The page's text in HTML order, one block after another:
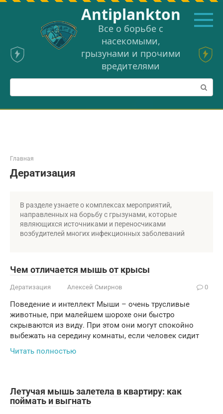
Перейти
Аntiplankton
Все о борьбе с
насекомыми,
грызунами и прочими
вредителями
Поиск:
Главная
Дератизация
В разделе узнаете о комплексах мероприятий,
направленных на борьбу с грызунами, которые
являющихся источниками и переносчиками
возбудителей многих инфекционных заболеваний
Чем отличается мышь от крысы
Дератизация Алексей Смирнов 0
Поведение и интеллект Мыши – очень трусливые
животные, при малейшем шорохе они быстро
скрываются из виду. При этом они могут спокойно
выбежать на середину комнаты, если человек сидит
Читать полностью
Летучая мышь залетела в квартиру: как
поймать и выгнать